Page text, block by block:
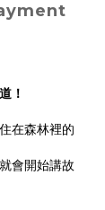
！
在森林裡的
會開始講故